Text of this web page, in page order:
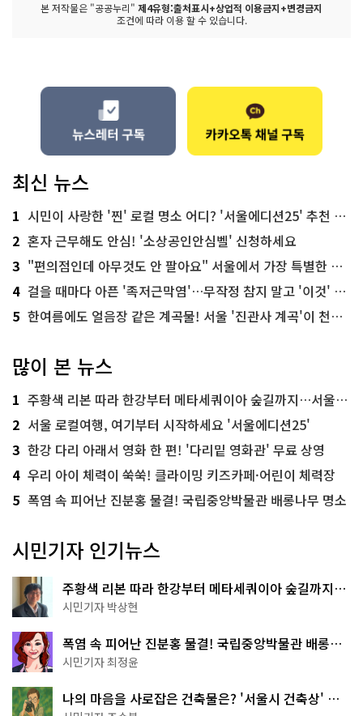
본 저작물은 "공공누리" 제4유형:출처표시+상업적 이용금지+변경금지
조건에 따라 이용 할 수 있습니다.
최신 뉴스
1 시민이 사랑한 '찐' 로컬 명소 어디? '서울에디션25' 추천 코스
2 혼자 근무해도 안심! '소상공인안심벨' 신청하세요
3 "편의점인데 아무것도 안 팔아요" 서울에서 가장 특별한 편의점의 정체
4 걸을 때마다 아픈 '족저근막염'…무작정 참지 말고 '이것' 해보세요!
5 한여름에도 얼음장 같은 계곡물! 서울 '진관사 계곡'이 천국이네~
많이 본 뉴스
1 주황색 리본 따라 한강부터 메타세쿼이아 숲길까지…서울둘레길 15코스
2 서울 로컬여행, 여기부터 시작하세요 '서울에디션25'
3 한강 다리 아래서 영화 한 편! '다리밑 영화관' 무료 상영
4 우리 아이 체력이 쑥쑥! 클라이밍 키즈카페·어린이 체력장
5 폭염 속 피어난 진분홍 물결! 국립중앙박물관 배롱나무 명소
시민기자 인기뉴스
주황색 리본 따라 한강부터 메타세쿼이아 숲길까지…
서울둘레길 15코스
시민기자 박상현
폭염 속 피어난 진분홍 물결! 국립중앙박물관 배롱나
무 명소
시민기자 최정윤
나의 마음을 사로잡은 건축물은? '서울시 건축상' 수